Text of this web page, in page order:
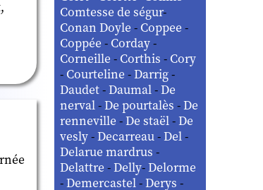
Comtesse de ségur-
Conan Doyle- Coppee-
Coppée- Corday-
Corneille- Corthis- Cory
- Courteline-Darrig-
Daudet-Daumal-De
nerval-De pourtalès-De
renneville-De staël-De
vesly-Decarreau-Del-
Delarue mardrus-
Delattre-Delly-Delorme
-Demercastel-Derys-